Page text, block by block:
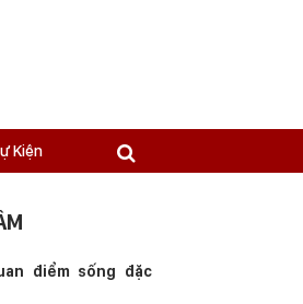
Kiện
điểm sống đặc